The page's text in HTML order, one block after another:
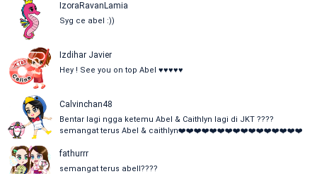
IzoraRavanLamia
Syg ce abel :))
Izdihar Javier
Hey ! See you on top Abel ♥️♥️♥️♥️♥️
Calvinchan48
Bentar lagi ngga ketemu Abel & Caithlyn lagi di JKT ????
semangat terus Abel & caithlyn❤️❤️❤️❤️❤️❤️❤️❤️❤️❤️❤️❤️❤️❤️❤️❤️
fathurrr
semangat terus abell????